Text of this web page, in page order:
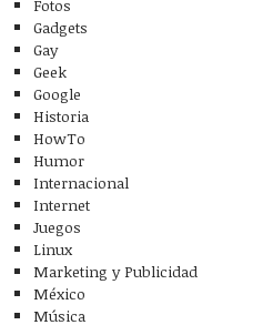
Fotos
Gadgets
Gay
Geek
Google
Historia
HowTo
Humor
Internacional
Internet
Juegos
Linux
Marketing y Publicidad
México
Música